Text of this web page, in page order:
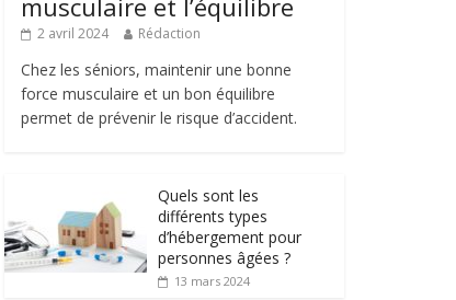
2 avril 2024 Rédaction
Chez les séniors, maintenir une bonne
force musculaire et un bon équilibre
permet de prévenir le risque d’accident.
Quels sont les
différents types
d’hébergement pour
personnes âgées ?
13 mars 2024